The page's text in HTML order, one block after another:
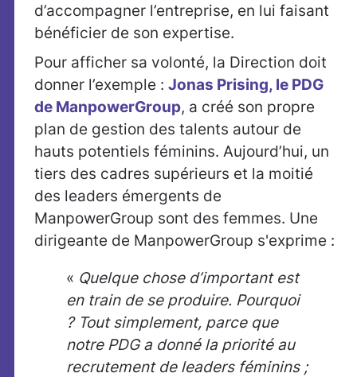
d’accompagner l’entreprise, en lui faisant
bénéficier de son expertise.
Pour afficher sa volonté, la Direction doit
donner l’exemple : Jonas Prising, le PDG
de ManpowerGroup, a créé son propre
plan de gestion des talents autour de
hauts potentiels féminins. Aujourd’hui, un
tiers des cadres supérieurs et la moitié
des leaders émergents de
ManpowerGroup sont des femmes. Une
dirigeante de ManpowerGroup s'exprime :
« Quelque chose d’important est
en train de se produire. Pourquoi
? Tout simplement, parce que
notre PDG a donné la priorité au
recrutement de leaders féminins ;